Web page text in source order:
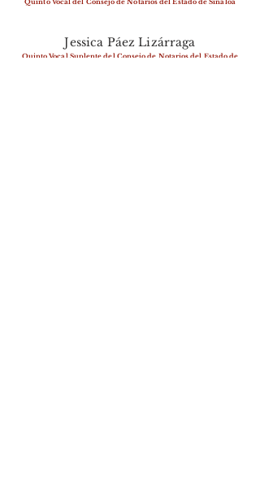
Quinto Vocal del Consejo de Notarios del Estado de Sinaloa
Jessica Páez Lizárraga
Quinto Vocal Suplente del Consejo de Notarios del Estado de